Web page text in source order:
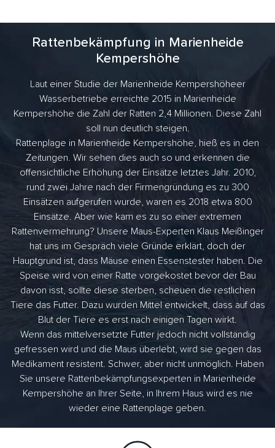
Rattenbekämpfung in Marienheide
Kempershöhe
Laut einer Studie der Marienheide Kempershöheer
Wasserbetriebe erreichte 2015 in Marienheide
Kempershöhe die Zahl der Ratten 2,4 Millionen. Diese Zahl
soll nun deutlich steigen.
Rattenplage in Marienheide Kempershöhe, hieß es in den
Zeitungen. Wir sehen dies auch so und erkennen die
offensichtliche Erhöhung der Einsätze letztes Jahr. 2010,
rund zwei Jahre nach der Firmengründung es zu 300
Einsätzen aufgerufen wurde, waren es 2018 etwa 800
Einsätze. Aber wie kam es zu so einer extremen
Rattenvermehrung? Unsere Maus-Experten Klaus Meißinger
hat uns im Gespräch viele Gründe erklärt, doch der
Hauptgrund ist, dass Mäuse einen Essenstester haben. Die
Speise wird von einer Ratte vorgekostet bevor der Bau
davon isst, sollte diese sterben, scheuen die restlichen
Tiere das Futter. Dazu wurden Mittel entwickelt, dass auf das
Blut der Tiere es erst nach einigen Tagen wirkt.
Wenn das mittelversetzte Futter jedoch nicht vollständig
gefressen wird und die Maus überlebt, wird sie gegen das
Medikament resistent. Schwer, aber nicht unmöglich. Haben
Sie unsere Rattenbekämpfungsexperten in Marienheide
Kempershöhe an Ihrer Seite, in Ihrem Haus wird es nie
wieder eine Rattenplage geben.